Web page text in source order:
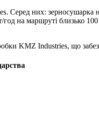
Серед них: зерносушарка
на маршруті близько
KMZ Industries, що